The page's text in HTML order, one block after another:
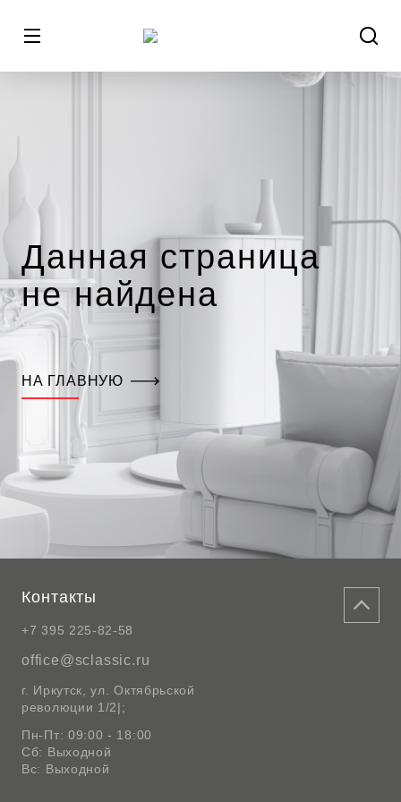
Данная страница
не найдена
НА ГЛАВНУЮ
Контакты
+7 395 225-82-58
office@sclassic.ru
г. Иркутск, ул. Октябрьской
революции 1/2|;
Пн-Пт: 09:00 - 18:00
Сб: Выходной
Вс: Выходной